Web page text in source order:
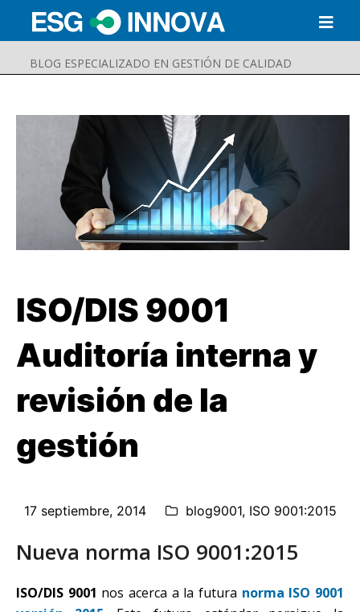
BLOG ESPECIALIZADO EN GESTIÓN DE CALIDAD
Buscar Enviar
ISO/DIS 9001
Auditoría interna y
revisión de la
gestión
17 septiembre, 2014 blog9001, ISO 9001:2015
Nueva norma ISO 9001:2015
ISO/DIS 9001 nos acerca a la futura norma ISO 9001